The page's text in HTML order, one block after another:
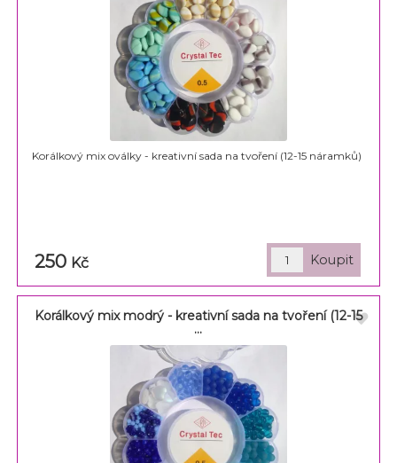
Korálkový mix oválky - kreativní sada na tvoření (12-15 náramků)
250 Kč
Korálkový mix modrý - kreativní sada na tvoření (12-15
...